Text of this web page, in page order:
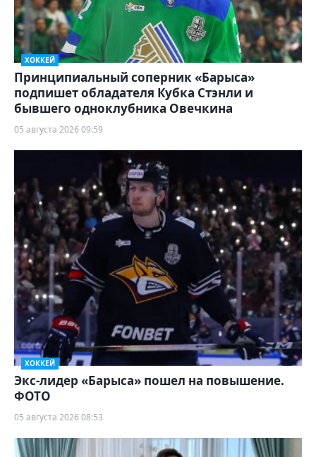
ХОККЕЙ
Принципиальный соперник «Барыса»
подпишет обладателя Кубка Стэнли и
бывшего одноклубника Овечкина
05 августа 2026 09:59
ХОККЕЙ
Экс-лидер «Барыса» пошел на повышение.
ФОТО
05 августа 2026 08:53